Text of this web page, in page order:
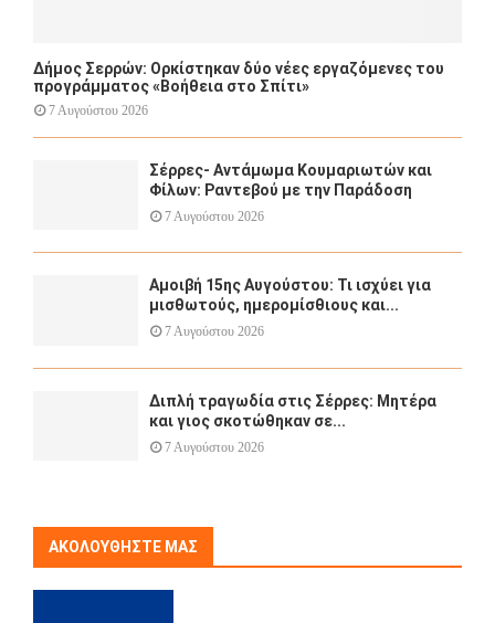
Δήμος Σερρών: Ορκίστηκαν δύο νέες εργαζόμενες του
προγράμματος «Βοήθεια στο Σπίτι»
7 Αυγούστου 2026
Σέρρες- Αντάμωμα Κουμαριωτών και
Φίλων: Ραντεβού με την Παράδοση
7 Αυγούστου 2026
Αμοιβή 15ης Αυγούστου: Τι ισχύει για
μισθωτούς, ημερομίσθιους και...
7 Αυγούστου 2026
Διπλή τραγωδία στις Σέρρες: Μητέρα
και γιος σκοτώθηκαν σε...
7 Αυγούστου 2026
ΑΚΟΛΟΥΘΉΣΤΕ ΜΑΣ